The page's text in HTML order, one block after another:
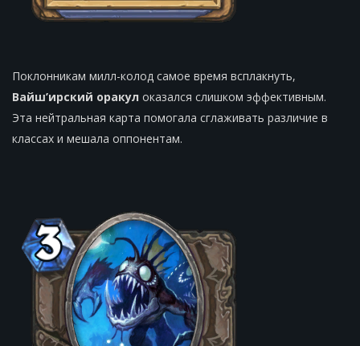
Поклонникам милл-колод самое время всплакнуть,
Вайш’ирский оракул оказался слишком эффективным.
Эта нейтральная карта помогала сглаживать различие в
классах и мешала оппонентам.